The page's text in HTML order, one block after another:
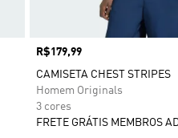
Preço
R$179,99
CAMISETA CHEST STRIPES
Homem Originals
3 cores
FRETE GRÁTIS MEMBROS